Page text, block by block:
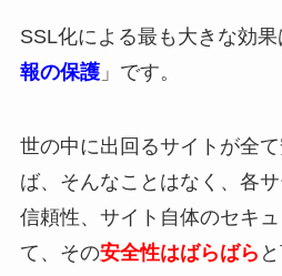
SSL化による最も大きな効
報の保護」です。
世の中に出回るサイトが全
ば、そんなことはなく、各
信頼性、サイト自体のセキ
て、その安全性はばらばら